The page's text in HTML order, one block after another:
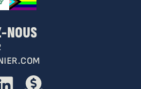
NOUS